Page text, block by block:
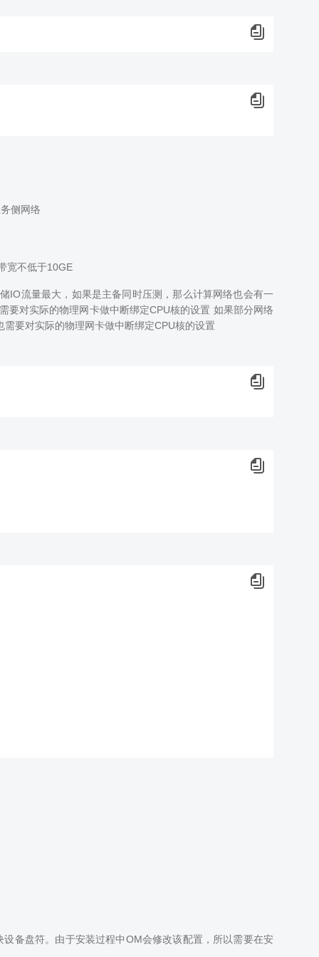
侧网络
宽不低于10GE
IO流量最大，如果是主备同时压测，那么计算网络也会有一
要对实际的物理网卡做中断绑定CPU核的设置 如果部分网络
要对实际的物理网卡做中断绑定CPU核的设置
备盘符。由于安装过程中OM会修改该配置，所以需要在安